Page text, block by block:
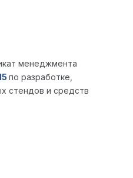
менеджмента
по разработке,
стендов и средств